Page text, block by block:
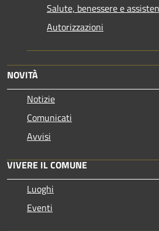
Salute, benessere e
Autorizzazioni
NOVITÀ
Notizie
Comunicati
Avvisi
VIVERE IL COMUNE
Luoghi
Eventi